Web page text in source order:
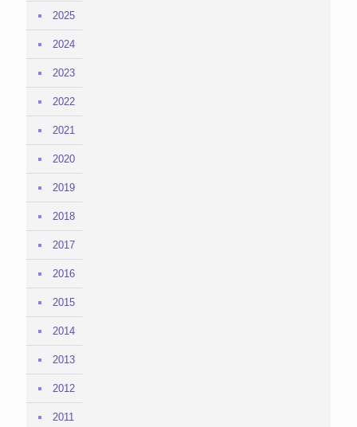
2025
2024
2023
2022
2021
2020
2019
2018
2017
2016
2015
2014
2013
2012
2011